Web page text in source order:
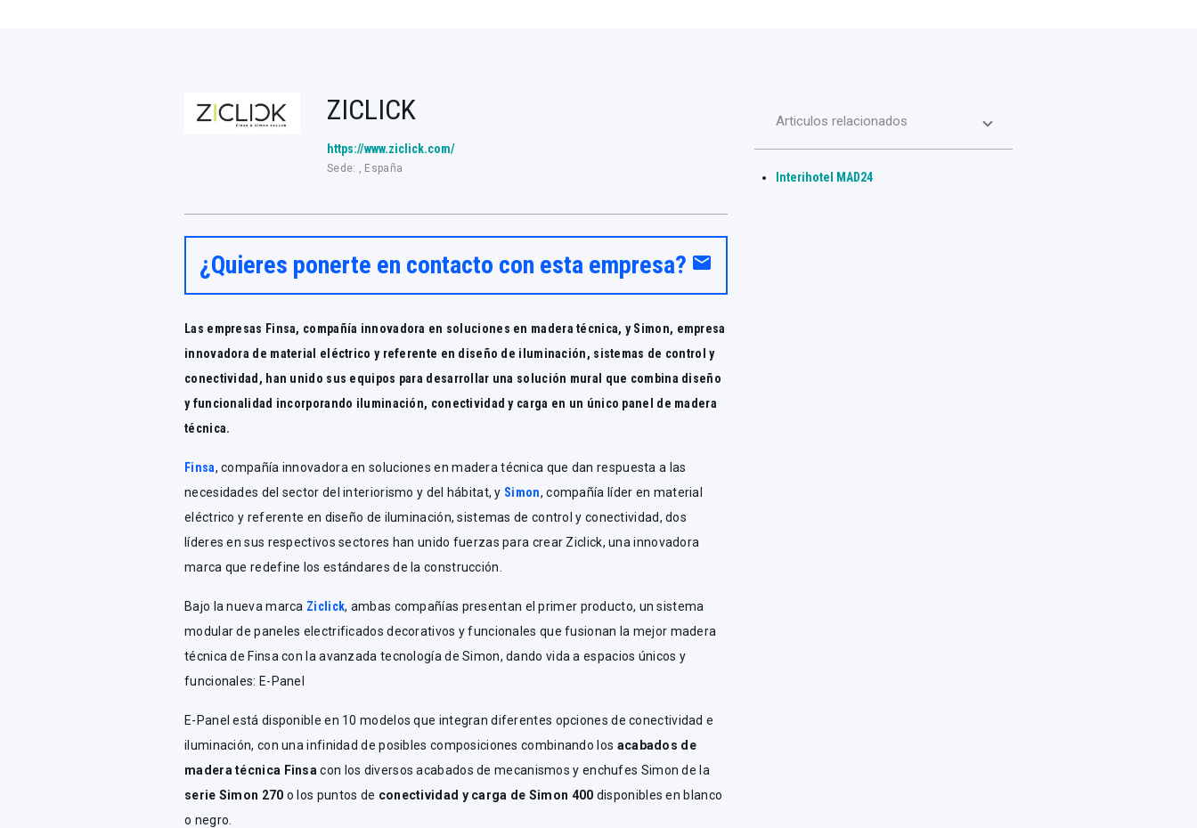
ZICLICK
https://www.ziclick.com/
Sede: , España
¿Quieres ponerte en contacto con esta empresa? email
Las empresas Finsa, compañía innovadora en soluciones en madera técnica, y Simon, empresa
innovadora de material eléctrico y referente en diseño de iluminación, sistemas de control y
conectividad, han unido sus equipos para desarrollar una solución mural que combina diseño
y funcionalidad incorporando iluminación, conectividad y carga en un único panel de madera
técnica.
Finsa, compañía innovadora en soluciones en madera técnica que dan respuesta a las
necesidades del sector del interiorismo y del hábitat, y Simon, compañía líder en material
eléctrico y referente en diseño de iluminación, sistemas de control y conectividad, dos
líderes en sus respectivos sectores han unido fuerzas para crear Ziclick, una innovadora
marca que redefine los estándares de la construcción.
Bajo la nueva marca Ziclick, ambas compañías presentan el primer producto, un sistema
modular de paneles electrificados decorativos y funcionales que fusionan la mejor madera
técnica de Finsa con la avanzada tecnología de Simon, dando vida a espacios únicos y
funcionales: E-Panel
E-Panel está disponible en 10 modelos que integran diferentes opciones de conectividad e
iluminación, con una infinidad de posibles composiciones combinando los acabados de
madera técnica Finsa con los diversos acabados de mecanismos y enchufes Simon de la
serie Simon 270 o los puntos de conectividad y carga de Simon 400 disponibles en blanco
o negro.
Articulos relacionados
Interihotel MAD24